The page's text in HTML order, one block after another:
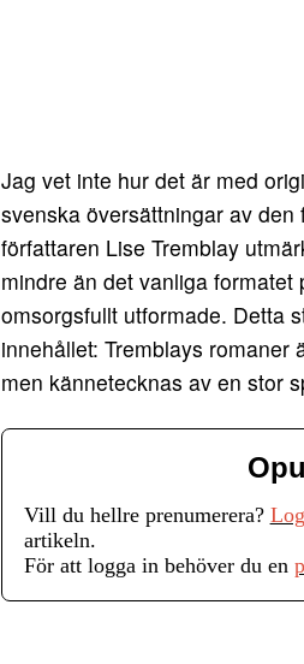
Jag vet inte hur det är med
svenska översättningar av
författaren Lise Tremblay
mindre än det vanliga formatet
omsorgsfullt utformade. Detta
innehållet: Tremblays romaner
men kännetecknas av en stor
Vill du hellre prenumerera?
artikeln.
För att logga in behöver du en